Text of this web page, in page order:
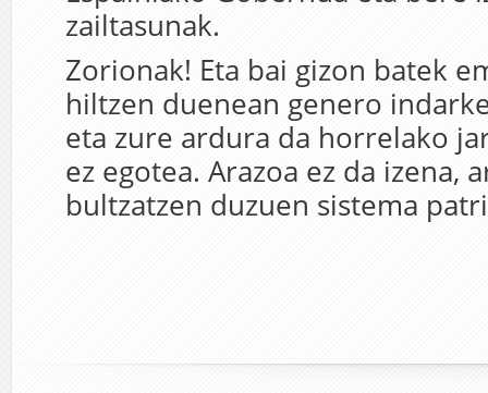
zailtasunak.
Zorionak! Eta bai gizon batek
hiltzen duenean genero
eta zure ardura da horrelako
ez egotea. Arazoa ez da izena,
bultzatzen duzuen sistema